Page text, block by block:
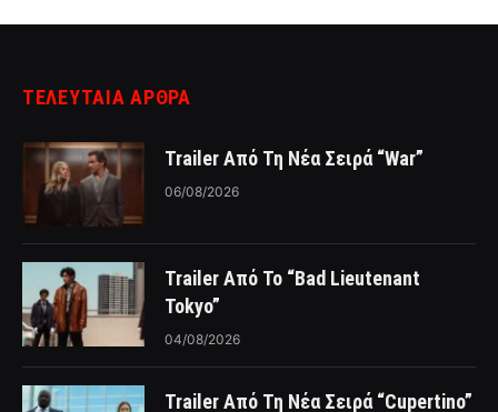
ΤΕΛΕΥΤΑΙΑ ΑΡΘΡΑ
Trailer Από Τη Νέα Σειρά “War”
06/08/2026
Trailer Από Το “Bad Lieutenant
Tokyo”
04/08/2026
Trailer Από Τη Νέα Σειρά “Cupertino”